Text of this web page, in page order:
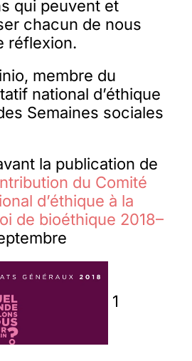
qui peuvent et
chacun de nous
réflexion.
membre du
national d’éthique
Semaines sociales
la publication de
du Comité
d’éthique à la
de bioéthique 2018–
1